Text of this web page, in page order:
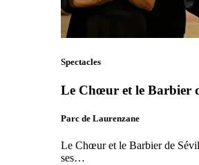
Spectacles
Le Chœur et le Barbier
Parc de Laurenzane
Le Chœur et le Barbier de
ses…